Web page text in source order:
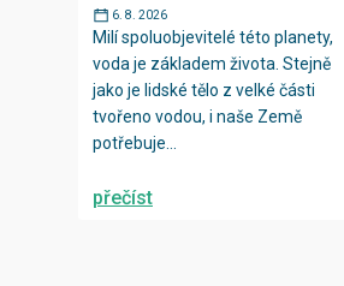
6. 8. 2026
Milí spoluobjevitelé této planety,
voda je základem života. Stejně
jako je lidské tělo z velké části
tvořeno vodou, i naše Země
potřebuje...
přečíst